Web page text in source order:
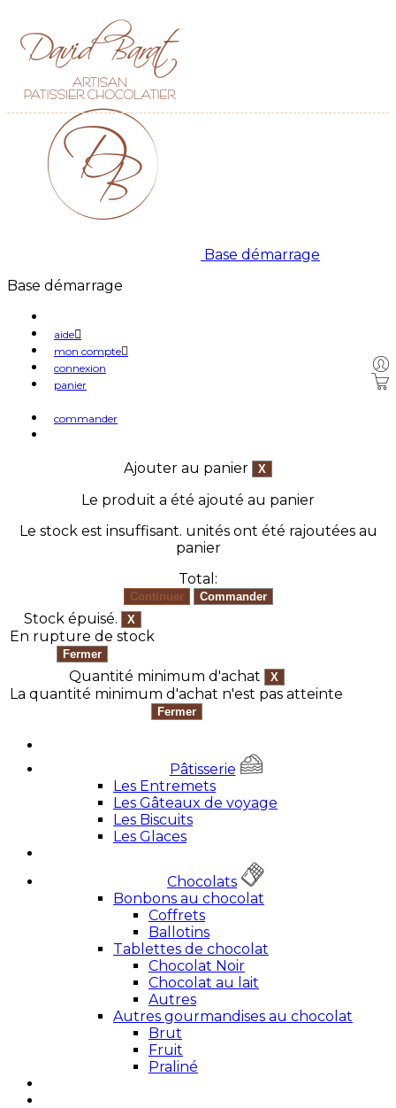
Base démarrage
Base démarrage
aide
mon compte
connexion
panier
commander
Ajouter au panier
Le produit a été ajouté au panier
Le stock est insuffisant. unités ont été rajoutées au
panier
Total:
Stock épuisé.
En rupture de stock
Quantité minimum d'achat
La quantité minimum d'achat n'est pas atteinte
Pâtisserie
Les Entremets
Les Gâteaux de voyage
Les Biscuits
Les Glaces
Chocolats
Bonbons au chocolat
Coffrets
Ballotins
Tablettes de chocolat
Chocolat Noir
Chocolat au lait
Autres
Autres gourmandises au chocolat
Brut
Fruit
Praliné